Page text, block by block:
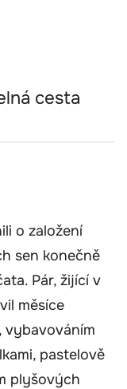
cesta
o založení
sen konečně
Pár, žijící v
měsíce
vybavováním
pastelově
plyšových